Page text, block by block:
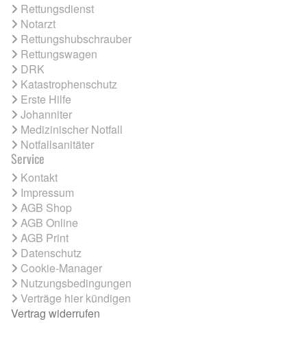
Rettungsdienst
Notarzt
Rettungshubschrauber
Rettungswagen
DRK
Katastrophenschutz
Erste Hilfe
Johanniter
Medizinischer Notfall
Notfallsanitäter
Service
Kontakt
Impressum
AGB Shop
AGB Online
AGB Print
Datenschutz
Cookie-Manager
Nutzungsbedingungen
Verträge hier kündigen
Vertrag widerrufen